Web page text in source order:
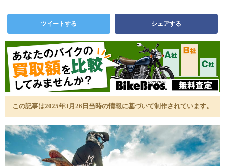
ツイートする シェアする
この記事は2025年3月26日当時の情報に基づいて制作されています。